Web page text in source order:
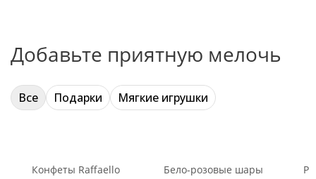
Добавьте приятную мелочь
Все Подарки Мягкие игрушки
Конфеты Raffaello
Бело-розовые шары